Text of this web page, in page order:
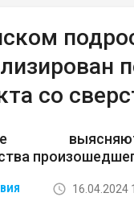
со
16.04.2024